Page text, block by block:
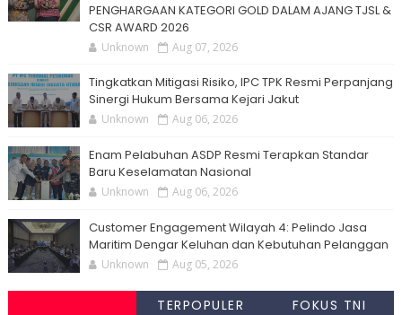
PENGHARGAAN KATEGORI GOLD DALAM AJANG TJSL &
CSR AWARD 2026
Unknown Aug 07, 2026
Tingkatkan Mitigasi Risiko, IPC TPK Resmi Perpanjang
Sinergi Hukum Bersama Kejari Jakut
Unknown Aug 06, 2026
Enam Pelabuhan ASDP Resmi Terapkan Standar
Baru Keselamatan Nasional
Unknown Aug 06, 2026
Customer Engagement Wilayah 4: Pelindo Jasa
Maritim Dengar Keluhan dan Kebutuhan Pelanggan
Unknown Aug 05, 2026
TERPOPULER FOKUS TNI